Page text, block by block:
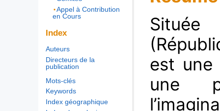
est une
une
Appel à Contribution
en Cours
Index
Auteurs
Directeurs de la
publication
Mots-clés
Keywords
Index géographique